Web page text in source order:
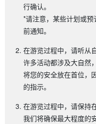
行确认。
*请注意，某些计划或
前通知。
在游览过程中，请听从
许多活动都涉及大自然
将您的安全放在首位，
的指示。
在游览过程中，请保持
我们将确保最大程度的